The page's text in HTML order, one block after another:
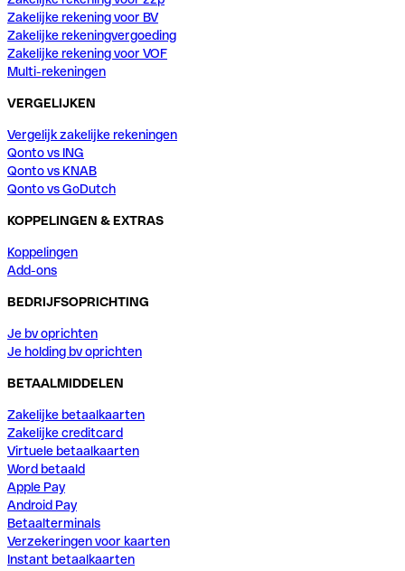
Zakelijke rekening voor BV
Zakelijke rekeningvergoeding
Zakelijke rekening voor VOF
Multi-rekeningen
VERGELIJKEN
Vergelijk zakelijke rekeningen
Qonto vs ING
Qonto vs KNAB
Qonto vs GoDutch
KOPPELINGEN & EXTRAS
Koppelingen
Add-ons
BEDRIJFSOPRICHTING
Je bv oprichten
Je holding bv oprichten
BETAALMIDDELEN
Zakelijke betaalkaarten
Zakelijke creditcard
Virtuele betaalkaarten
Word betaald
Apple Pay
Android Pay
Betaalterminals
Verzekeringen voor kaarten
Instant betaalkaarten